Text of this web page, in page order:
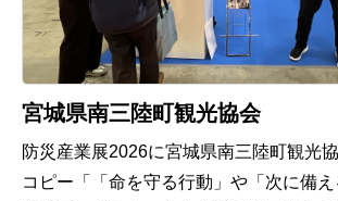
宮城県南三陸町観光協会
防災産業展2026に宮城県南三陸町観光
コピー「「命を守る行動」や「次に備